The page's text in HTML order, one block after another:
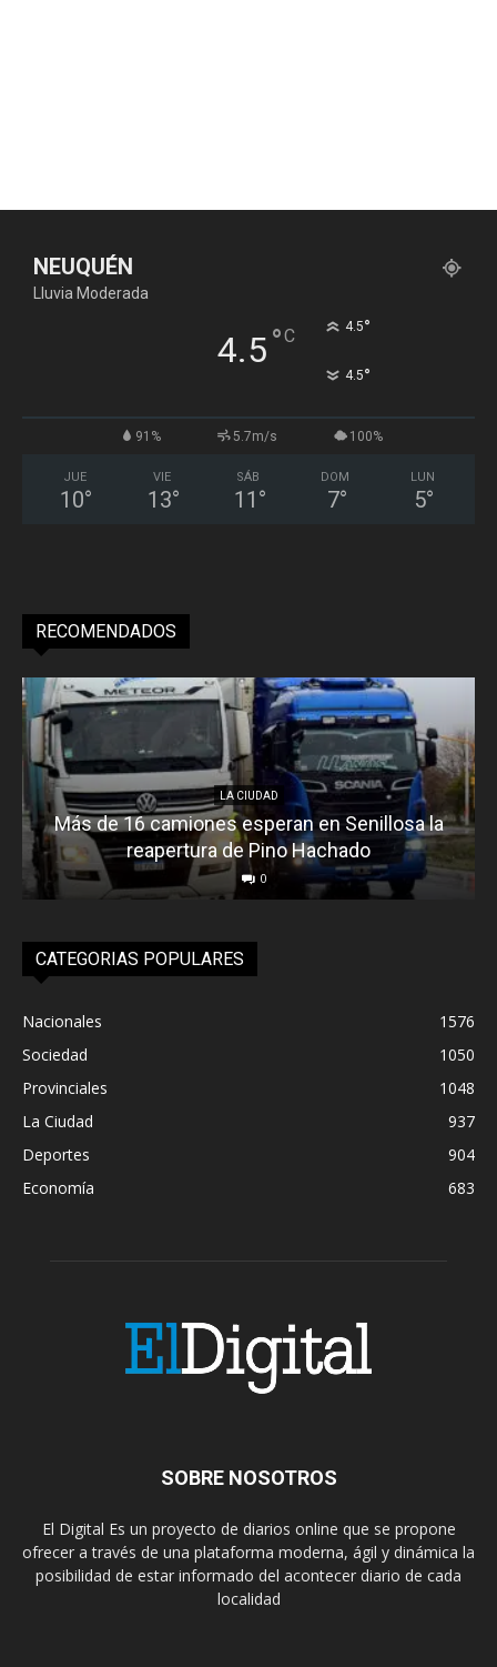
NEUQUÉN
Lluvia Moderada
4.5°C 4.5°
4.5°
91% 5.7m/s 100%
JUE
10°
VIE
13°
SÁB
11 °
DOM
7°
LUN
5°
RECOMENDADOS
LA CIUDAD
Más de 16 camiones esperan en Senillosa la
reapertura de Pino Hachado
0
CATEGORIAS POPULARES
Nacionales
1576
Sociedad
1050
Provinciales
1048
La Ciudad
937
Deportes
904
Economía
683
SOBRE NOSOTROS
El Digital Es un proyecto de diarios online que se propone
ofrecer a través de una plataforma moderna, ágil y dinámica la
posibilidad de estar informado del acontecer diario de cada
localidad